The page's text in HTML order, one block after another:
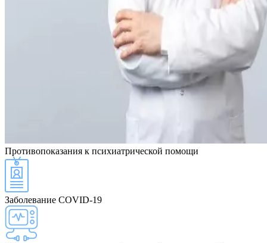
Противопоказания к психиатрической помощи
Заболевание COVID-19